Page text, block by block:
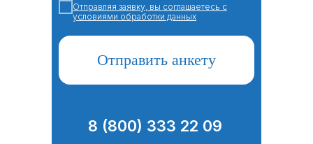
8 (800) 333 22 09
Отправляя заявку, вы соглашаетесь с
условиями обработки данных
Отправить анкету